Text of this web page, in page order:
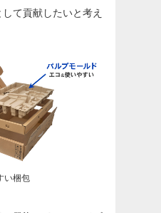
て貢献したいと考え
い梱包